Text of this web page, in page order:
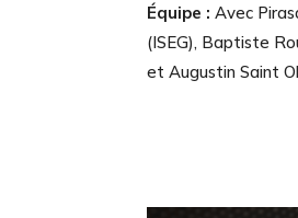
Équipe : Avec
(ISEG), Baptiste
et Augustin Saint